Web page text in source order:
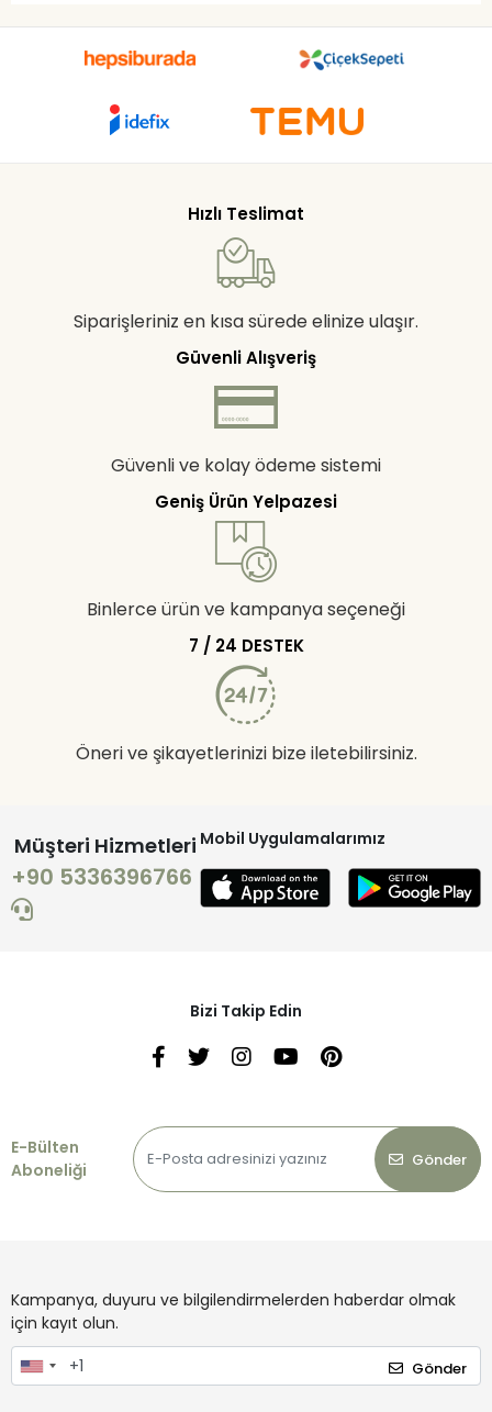
Hızlı Teslimat
Siparişleriniz en kısa sürede elinize ulaşır.
Güvenli Alışveriş
Güvenli ve kolay ödeme sistemi
Geniş Ürün Yelpazesi
Binlerce ürün ve kampanya seçeneği
7 / 24 DESTEK
Öneri ve şikayetlerinizi bize iletebilirsiniz.
Müşteri Hizmetleri
+90 5336396766
Mobil Uygulamalarımız
Bizi Takip Edin
E-Bülten
Aboneliği
Gönder
Kampanya, duyuru ve bilgilendirmelerden haberdar olmak
için kayıt olun.
Gönder